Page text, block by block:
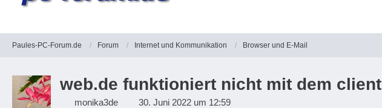
Paules-PC-Forum.de Forum Internet und Kommunikation Browser und E-Mail
web.de funktioniert nicht mit dem client
monika3de 30. Juni 2022 um 12:59